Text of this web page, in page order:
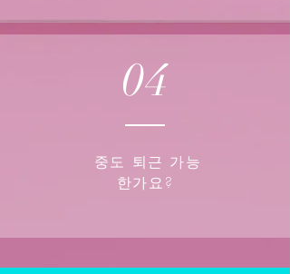
04
중도 퇴근 가능
한가요?